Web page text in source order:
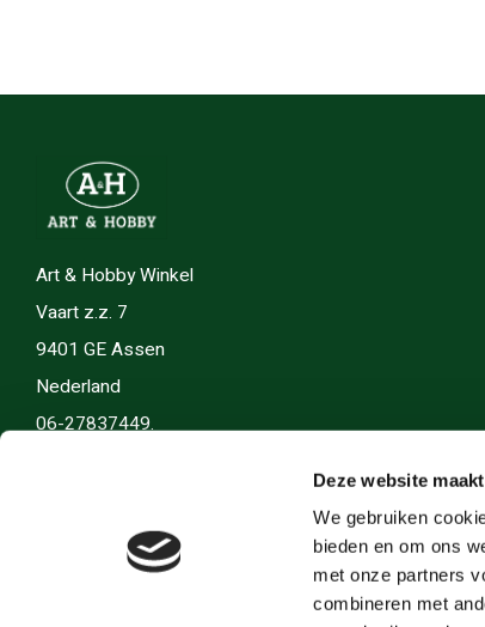
Deze website
We gebruiken
bieden en om ons
met onze partners
combineren met
Art & Hobby Winkel
Vaart z.z. 7
9401 GE Assen
Nederland
06-27837449.